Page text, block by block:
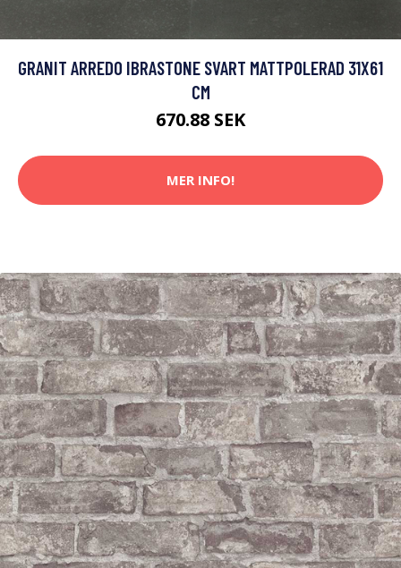
GRANIT ARREDO IBRASTONE SVART MATTPOLERAD 31X61
CM
670.88 SEK
MER INFO!